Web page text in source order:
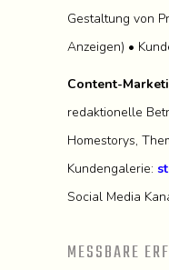
Gestaltung von
Anzeigen) •
Content-
redaktionelle
Homestorys,
Kundengalerie:
Social Media
MESSBARE